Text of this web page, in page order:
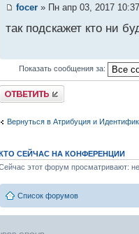
focer » Пн апр 03, 2017
так подскажет кто ни
Показать сообщения за:
Вернуться в Атрибуция и
СЕЙЧАС НА КОНФЕРЕНЦИИ
этот форум просматривают:
Список форумов